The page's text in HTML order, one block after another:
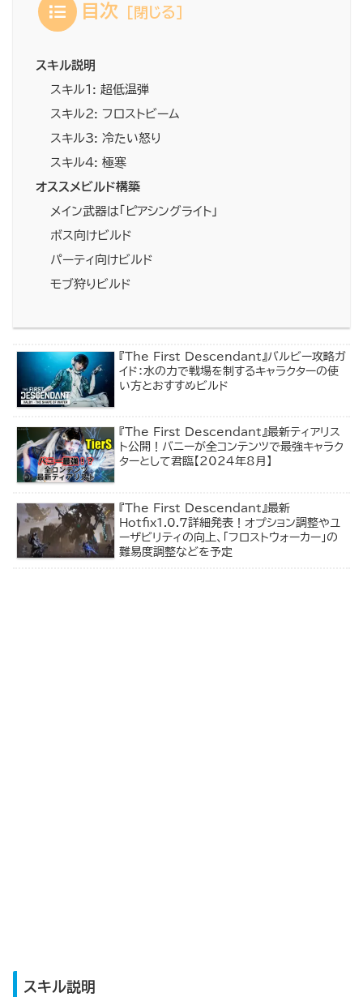
目次
スキル説明
スキル1: 超低温弾
スキル2: フロストビーム
スキル3: 冷たい怒り
スキル4: 極寒
オススメビルド構築
メイン武器は「ピアシングライト」
ボス向けビルド
パーティ向けビルド
モブ狩りビルド
『The First Descendant』バルビー攻略ガ
イド：水の力で戦場を制するキャラクターの使
い方とおすすめビルド
『The First Descendant』最新ティアリス
ト公開！バニーが全コンテンツで最強キャラク
ターとして君臨【2024年8月】
『The First Descendant』最新
Hotfix1.0.7詳細発表！オプション調整やユ
ーザビリティの向上、「フロストウォーカー」の
難易度調整などを予定
スキル説明